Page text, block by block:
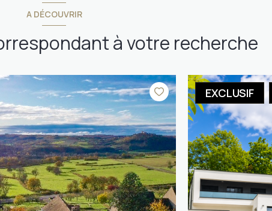
A DÉCOUVRIR
à votre recherche
EXCLUSIF